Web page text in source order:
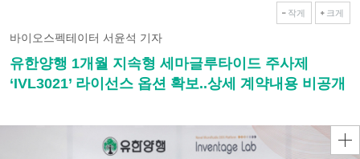
작게 크게
바이오스펙테이터 서윤석 기자
유한양행 1개월 지속형 세마글루타이드 주사제
‘IVL3021’ 라이선스 옵션 확보..상세 계약내용 비공개